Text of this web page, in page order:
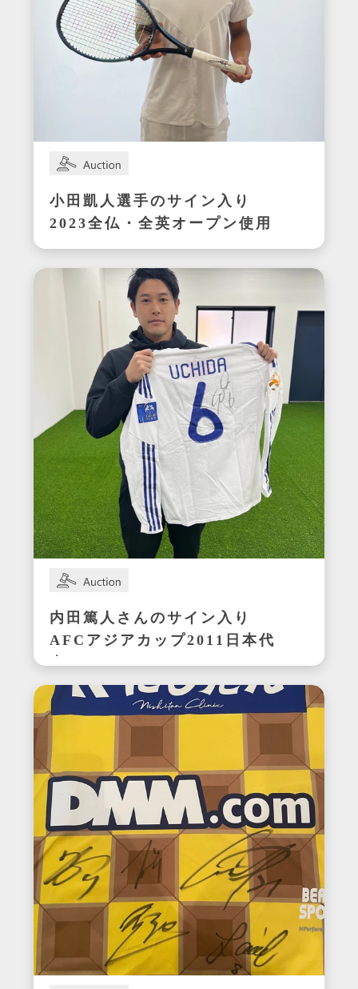
小田凱人選手のサイン入り
2023全仏・全英オープン使用
ラケット
内田篤人さんのサイン入り
AFCアジアカップ2011日本代
表ユニフォーム